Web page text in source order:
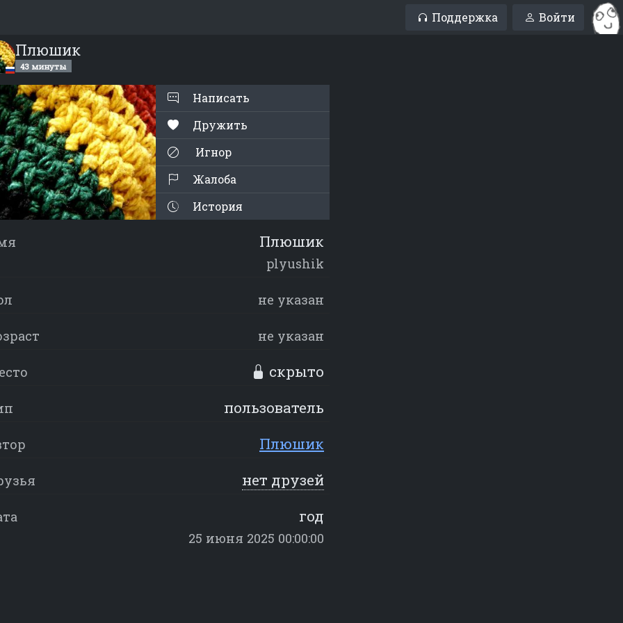
Поддержка Войти
Плюшик
43 минуты
Написать
Дружить
Игнор
Жалоба
История
Плюшик
plyushik
не указан
не указан
скрыто
пользователь
Плюшик
нет друзей
год
25 июня 2025 00:00:00